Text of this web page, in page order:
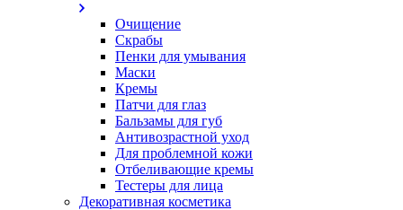
Очищение
Скрабы
Пенки для умывания
Маски
Кремы
Патчи для глаз
Бальзамы для губ
Антивозрастной уход
Для проблемной кожи
Oтбеливающие кремы
Тестеры для лица
Декоративная косметика